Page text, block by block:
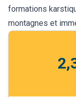
formations
montagnes et